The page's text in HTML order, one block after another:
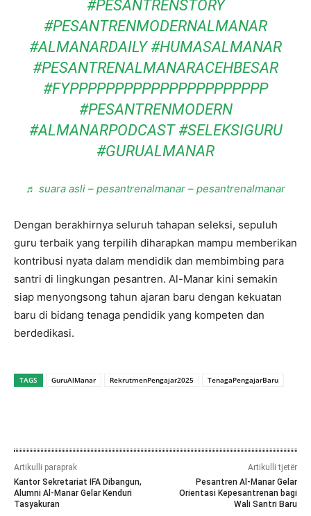
#PESANTRENSTORY
#PESANTRENMODERNALMANAR
#ALMANARDAILY #HUMASALMANAR
#PESANTRENALMANARACEHBESAR
#FYPPPPPPPPPPPPPPPPPPPPPP
#PESANTRENMODERN
#ALMANARPODCAST #SELEKSIGURU
#GURUALMANAR
♬ suara asli – pesantrenalmanar – pesantrenalmanar
Dengan berakhirnya seluruh tahapan seleksi, sepuluh
guru terbaik yang terpilih diharapkan mampu memberikan
kontribusi nyata dalam mendidik dan membimbing para
santri di lingkungan pesantren. Al-Manar kini semakin
siap menyongsong tahun ajaran baru dengan kekuatan
baru di bidang tenaga pendidik yang kompeten dan
berdedikasi.
TAGS GuruAlManar RekrutmenPengajar2025 TenagaPengajarBaru
Artikulli paraprak
Kantor Sekretariat IFA Dibangun,
Alumni Al-Manar Gelar Kenduri
Tasyakuran
Artikulli tjetër
Pesantren Al-Manar Gelar
Orientasi Kepesantrenan bagi
Wali Santri Baru